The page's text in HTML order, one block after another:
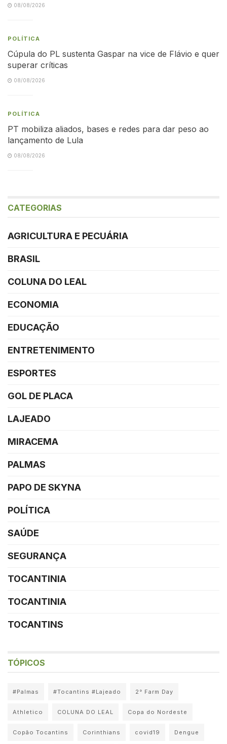
08/08/2026
POLÍTICA
Cúpula do PL sustenta Gaspar na vice de Flávio e quer
superar críticas
08/08/2026
POLÍTICA
PT mobiliza aliados, bases e redes para dar peso ao
lançamento de Lula
08/08/2026
CATEGORIAS
AGRICULTURA E PECUÁRIA
BRASIL
COLUNA DO LEAL
ECONOMIA
EDUCAÇÃO
ENTRETENIMENTO
ESPORTES
GOL DE PLACA
LAJEADO
MIRACEMA
PALMAS
PAPO DE SKYNA
POLÍTICA
SAÚDE
SEGURANÇA
TOCANTINIA
TOCANTINIA
TOCANTINS
TÓPICOS
#Palmas #Tocantins #Lajeado 2° Farm Day
Athletico COLUNA DO LEAL Copa do Nordeste
Copão Tocantins Corinthians covid19 Dengue